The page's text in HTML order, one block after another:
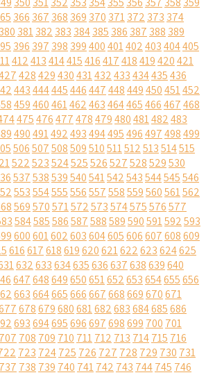
366 367 368 369 370 371372 373 374
380 381382 383 384385 386 387 388 389
396 397 398 399400401402403404405
412413414415416417418419420421
428429430431432433434435436
443444445446447448449450451452
459460461462463464465466467468
475476477478479480481482483
490491492493494495496497498499
506507508509510511512513514515
522523524525526527528529530
537538539540541542543544545546
553554555556557558559560561562
569570571572573574575576577
584585586587588589590591592593
600601602603604605606607608609
616617618619620621622623624625
632633634635636637638639640
647648649650651652653654655656
663664665666667668669670671
678679680681682683684685686
693694695696697698699 700 701
707 708 709 710 711712 713 714715 716
723 724725 726 727 728 729 730 731
737 738 739 740 741742 743 744745 746